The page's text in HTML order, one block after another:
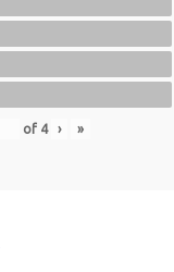
of 4 › »